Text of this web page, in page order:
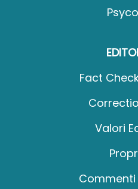
Fact
Valori
Commenti